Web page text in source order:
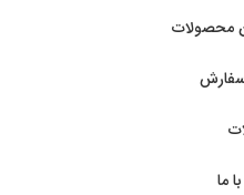
محصولات
ما